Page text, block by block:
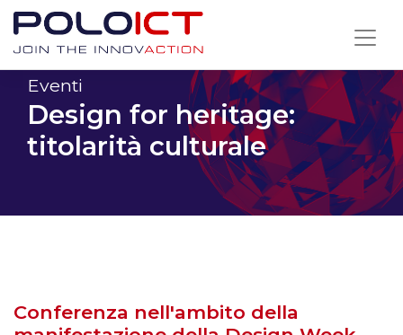
Skip
contentEventi
Design for heritage:
titolarità culturale
Conferenza nell'ambito della